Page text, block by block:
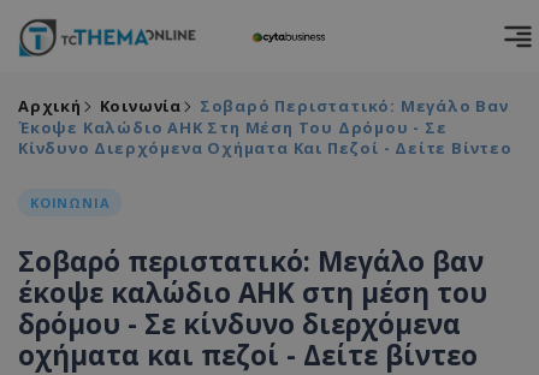
Αρχική Κοινωνία
Σοβαρό Περιστατικό: Μεγάλο Βαν
Έκοψε Καλώδιο ΑΗΚ Στη Μέση Του Δρόμου - Σε
Κίνδυνο Διερχόμενα Οχήματα Και Πεζοί - Δείτε Βίντεο
ΚΟΙΝΩΝΙΑ
Σοβαρό περιστατικό: Μεγάλο βαν
έκοψε καλώδιο ΑΗΚ στη μέση του
δρόμου - Σε κίνδυνο διερχόμενα
οχήματα και πεζοί - Δείτε βίντεο